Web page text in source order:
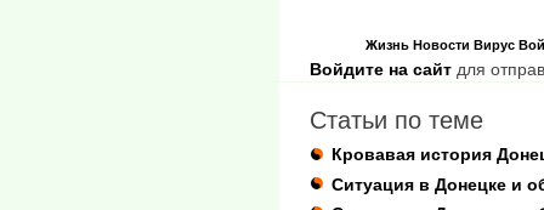
Жизнь Новости Вирус
Войдите на сайт для
Статьи по теме
Кровавая история
Ситуация в Донецке и